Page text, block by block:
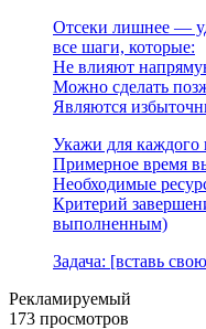
Отсеки лишнее —
все шаги, которые:
Не влияют
Можно сделать
Являются
Укажи для каждого
Примерное время
Необходимые
Критерий
выполненным)
Задача: [вставь
Рекламируемый
173 просмотров